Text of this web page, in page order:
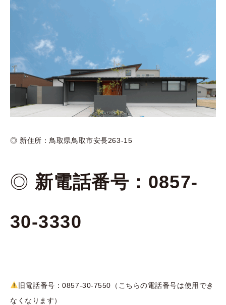
◎ 新住所：鳥取県鳥取市安長263-15
◎ 新電話番号：0857-
30-3330
旧電話番号：0857-30-7550（こちらの電話番号は使用でき
なくなります）